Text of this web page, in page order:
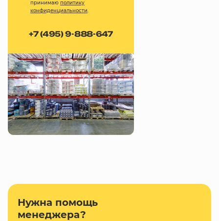
принимаю политику
конфиденциальности.
+7 (495) 9-888-647
Нужна помощь
менеджера?